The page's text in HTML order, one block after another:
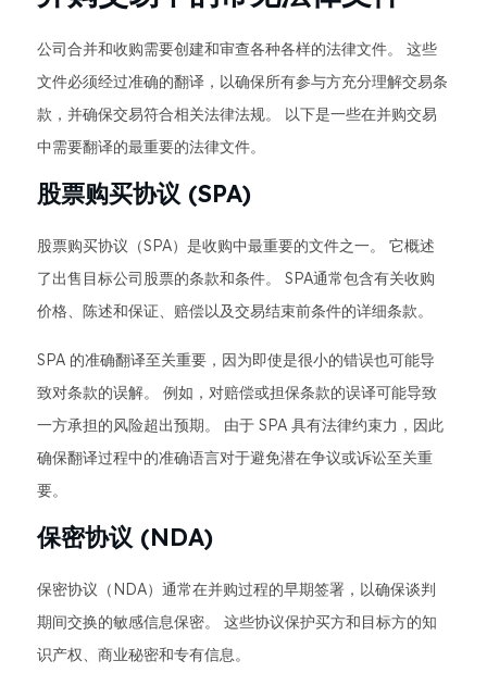
公司合并和收购需要创建和审查各种各样的法律文件。 这些
文件必须经过准确的翻译，以确保所有参与方充分理解交易条
款，并确保交易符合相关法律法规。 以下是一些在并购交易
中需要翻译的最重要的法律文件。
股票购买协议 (SPA)
股票购买协议（SPA）是收购中最重要的文件之一。 它概述
了出售目标公司股票的条款和条件。 SPA通常包含有关收购
价格、陈述和保证、赔偿以及交易结束前条件的详细条款。
SPA 的准确翻译至关重要，因为即使是很小的错误也可能导
致对条款的误解。 例如，对赔偿或担保条款的误译可能导致
一方承担的风险超出预期。 由于 SPA 具有法律约束力，因此
确保翻译过程中的准确语言对于避免潜在争议或诉讼至关重
要。
保密协议 (NDA)
保密协议（NDA）通常在并购过程的早期签署，以确保谈判
期间交换的敏感信息保密。 这些协议保护买方和目标方的知
识产权、商业秘密和专有信息。